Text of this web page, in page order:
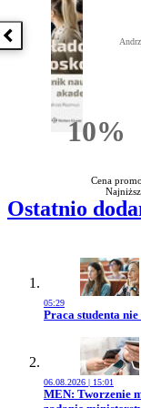
Poprzednia książka
10%
Cena
Ostatnio
05:29
Przejdź do
Praca studenta
06.08.2026 | 15:01
Przejdź do
MEN: Tworzenie